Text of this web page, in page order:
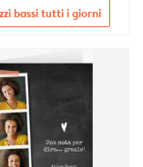
bassi tutti i giorni